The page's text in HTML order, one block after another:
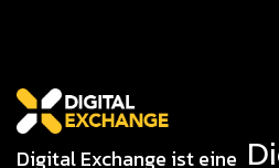
Digital Exchange ist eine